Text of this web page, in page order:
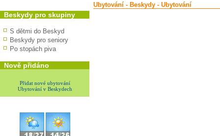
Beskydy pro skupiny
S dětmi do Beskyd
Beskydy pro seniory
Po stopách piva
Nově přidáno
Přidat nové ubytování
Ubytování v Beskydech
Ubytování - Beskydy - Ubytování